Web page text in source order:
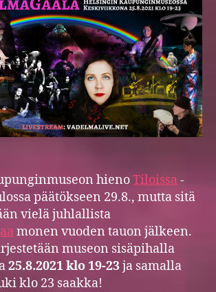
hienoTiloissa-
päätökseen 29.8., mutta sitä
vielä juhlallista
monen vuoden tauon jälkeen.
museon sisäpihalla
25.8.2021 klo 19-23ja samalla
klo 23 saakka!